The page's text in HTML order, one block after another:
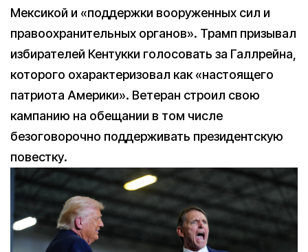
Мексикой и «поддержки вооруженных сил и
правоохранительных органов». Трамп призывал
избирателей Кентукки голосовать за Галлрейна,
которого охарактеризовал как «настоящего
патриота Америки». Ветеран строил свою
кампанию на обещании в том числе
безоговорочно поддерживать президентскую
повестку.